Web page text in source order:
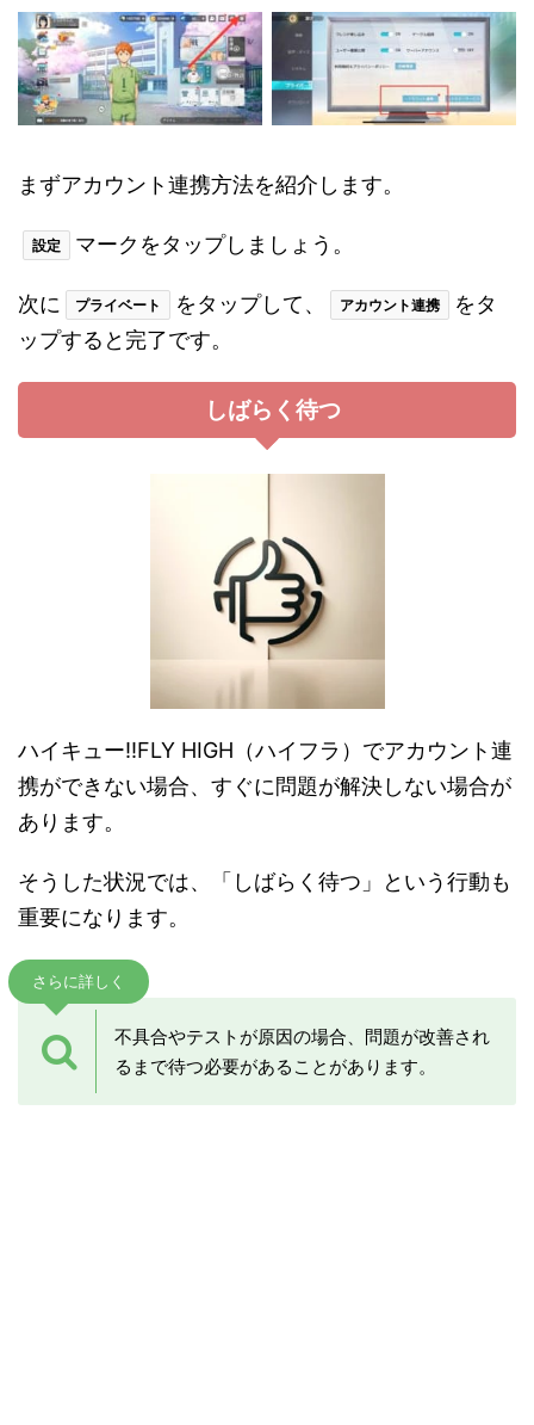
まずアカウント連携方法を紹介します。
設定 マークをタップしましょう。
次に プライベート をタップして、 アカウント連携
をタ
ップすると完了です。
しばらく待つ
ハイキュー!!FLY HIGH（ハイフラ）でアカウント連
携ができない場合、すぐに問題が解決しない場合が
あります。
そうした状況では、「しばらく待つ」という行動も
重要になります。
さらに詳しく
不具合やテストが原因の場合、問題が改善され
るまで待つ必要があることがあります。